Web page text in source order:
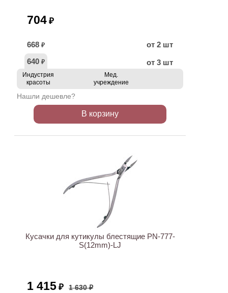
704 ₽
668 ₽
от 2 шт
640 ₽ от 3 шт
Индустрия
красоты
Мед.
учреждение
Нашли дешевле?
В корзину
Кусачки для кутикулы блестящие PN-777-
S(12mm)-LJ
1 415 ₽ 1 630 ₽